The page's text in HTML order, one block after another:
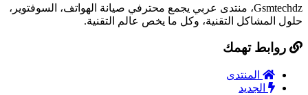
Gsmtechdz، منتدى عربي يجمع محترفي صيانة الهواتف، السوفتوير،
حلول المشاكل التقنية، وكل ما يخص عالم التقنية.
روابط تهمك
المنتدى
الجديد